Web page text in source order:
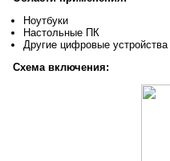
Ноутбуки
Настольные ПК
Другие цифровые устройства
Схема включения: